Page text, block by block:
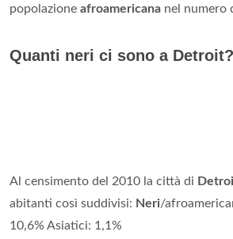
popolazione afroamericana nel numero
Quanti neri ci sono a Detroit?
Al censimento del 2010 la città di
abitanti così suddivisi: Neri/
10,6% Asiatici: 1,1%